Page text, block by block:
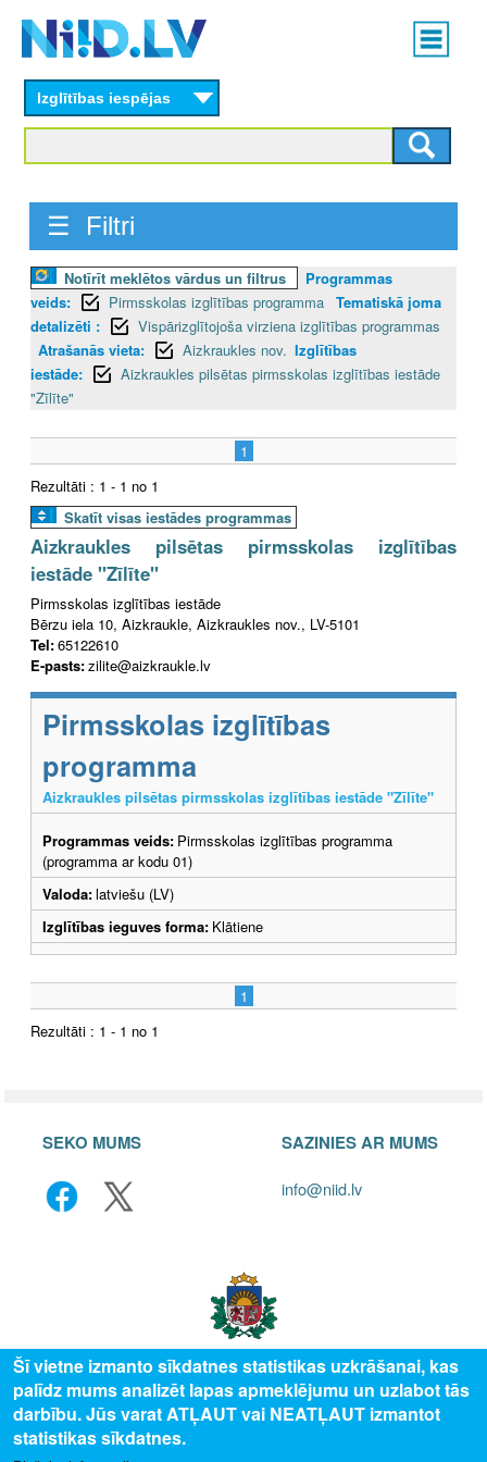
content
Main
menu
Izglītības iespējas
☰ Filtri
Notīrīt meklētos vārdus un filtrus
Programmas
veids:
Pirmsskolas izglītības programma Tematiskā joma
detalizēti :
Vispārizglītojoša virziena izglītības programmas
Atrašanās vieta:
Aizkraukles nov. Izglītības
iestāde:
Aizkraukles pilsētas pirmsskolas izglītības iestāde
"Zīlīte"
1
Rezultāti : 1 - 1 no 1
Skatīt visas iestādes programmas
Aizkraukles pilsētas pirmsskolas izglītības
iestāde "Zīlīte"
Pirmsskolas izglītības iestāde
Bērzu iela 10, Aizkraukle, Aizkraukles nov., LV-5101
Tel:65122610
E-pasts:zilite@aizkraukle.lv
Pirmsskolas izglītības
programma
Aizkraukles pilsētas pirmsskolas izglītības iestāde "Zīlīte"
Programmas veids: Pirmsskolas izglītības programma
(programma ar kodu 01)
Valoda:latviešu (LV)
Izglītības ieguves forma: Klātiene
1
Rezultāti : 1 - 1 no 1
SEKO MUMS SAZINIES AR MUMS
info@niid.lv
© 2025 Valsts izglītības attīstības aģentūra, publicētā satura visas tiesības
Šī vietne izmanto sīkdatnes statistikas uzkrāšanai, kas
palīdz mums analizēt lapas apmeklējumu un uzlabot tās
darbību. Jūs varat ATĻAUT vai NEATĻAUT izmantot
statistikas sīkdatnes.